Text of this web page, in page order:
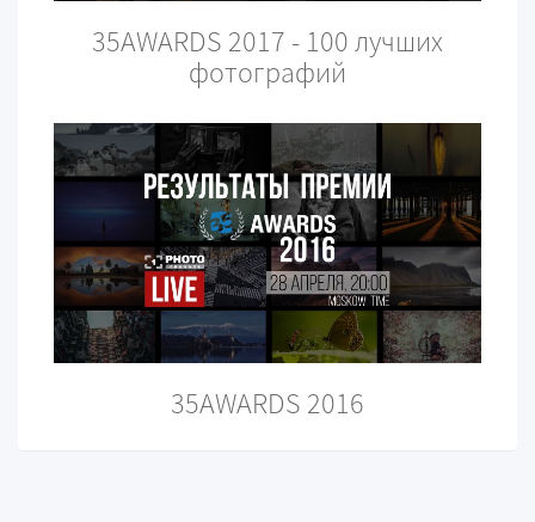
35AWARDS 2017 - 100 лучших
фотографий
35AWARDS 2016